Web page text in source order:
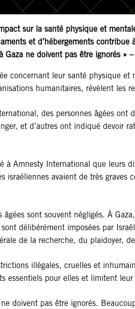
sur la santé physique et
et d’hébergements
ne doivent pas être ignorés »
concernant leur santé physique
humanitaires, révèlent les
des personnes âgées ont
et d’autres ont indiqué devoir
à Amnesty International que
avaient de très graves
sont souvent négligés. À
délibérément imposées par
de la recherche, du plaidoyer,
illégales, cruelles et
essentiels pour elles et limitent
doivent pas être ignorés.